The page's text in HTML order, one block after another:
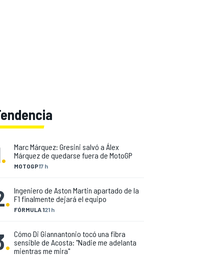
. MOTOGP17 h
Marc Márquez: Gresini salvó a Álex
Márquez de quedarse fuera de MotoGP
. FÓRMULA 121 h
Ingeniero de Aston Martin apartado de la
F1 finalmente dejará el equipo
. Cómo Di Giannantonio tocó una fibra
sensible de Acosta: "Nadie me adelanta
mientras me mira"